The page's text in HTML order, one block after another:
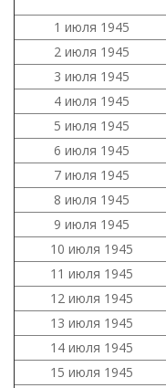
1 июля 1945
2 июля 1945
3 июля 1945
4 июля 1945
5 июля 1945
6 июля 1945
7 июля 1945
8 июля 1945
9 июля 1945
10 июля 1945
11 июля 1945
12 июля 1945
13 июля 1945
14 июля 1945
15 июля 1945